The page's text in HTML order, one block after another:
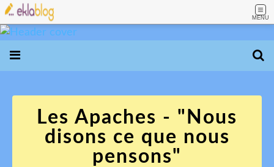
MENU
Les Apaches - "Nous
disons ce que nous
pensons"